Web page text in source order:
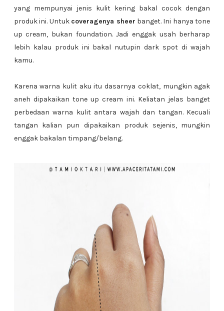
yang mempunyai jenis kulit kering bakal cocok dengan
produk ini. Untuk coveragenya sheer banget. Ini hanya tone
up cream, bukan foundation. Jadi enggak usah berharap
lebih kalau produk ini bakal nutupin dark spot di wajah
kamu.
Karena warna kulit aku itu dasarnya coklat, mungkin agak
aneh dipakaikan tone up cream ini. Keliatan jelas banget
perbedaan warna kulit antara wajah dan tangan. Kecuali
tangan kalian pun dipakaikan produk sejenis, mungkin
enggak bakalan timpang/belang.